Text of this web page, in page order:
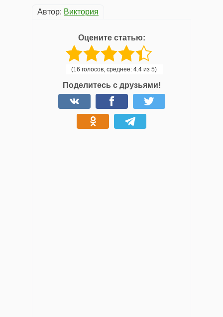
Автор: Виктория
Оцените статью:
(16 голосов, среднее: 4.4 из 5)
Поделитесь с друзьями!